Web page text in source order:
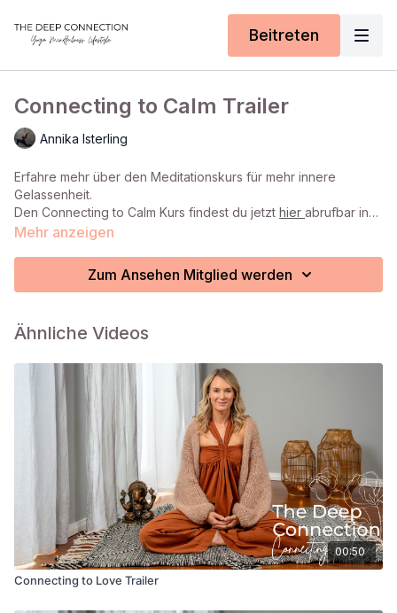
Beitreten
Connecting to Calm Trailer
Annika Isterling
Erfahre mehr über den Meditationskurs für mehr innere
Gelassenheit.
Den Connecting to Calm Kurs findest du jetzt hier abrufbar in
deiner Mediathek.
Mehr anzeigen
Zum Ansehen Mitglied werden
Ähnliche Videos
00:50
Connecting to Love Trailer